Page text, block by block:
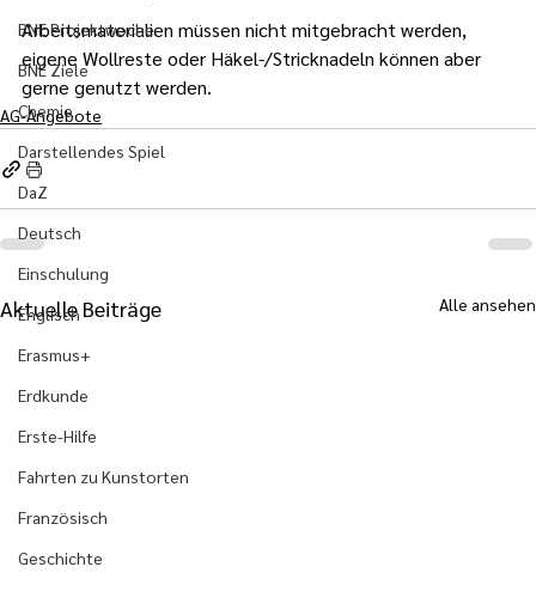
BNE Projektwoche
BNE Ziele
Chemie
Darstellendes Spiel
DaZ
Deutsch
Einschulung
Englisch
Erasmus+
Erdkunde
Erste-Hilfe
Fahrten zu Kunstorten
Französisch
Geschichte
Arbeitsmaterialien müssen nicht mitgebracht werden,
eigene Wollreste oder Häkel-/Stricknadeln können aber
gerne genutzt werden.
AG-Angebote
Aktuelle Beiträge Alle ansehen